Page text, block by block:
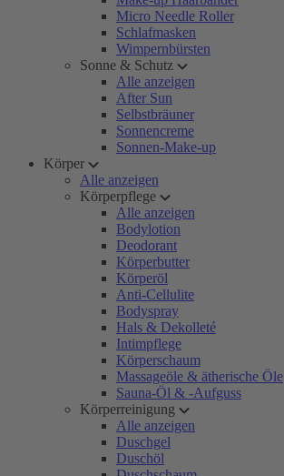
Micro Needle Roller
Schlafmasken
Wimpernbürsten
Sonne & Schutz
Alle anzeigen
After Sun
Selbstbräuner
Sonnencreme
Sonnen-Make-up
Körper
Alle anzeigen
Körperpflege
Alle anzeigen
Bodylotion
Deodorant
Körperbutter
Körperöl
Anti-Cellulite
Bodyspray
Hals & Dekolleté
Intimpflege
Körperschaum
Massageöle & ätherische Öle
Sauna-Öl & -Aufguss
Körperreinigung
Alle anzeigen
Duschgel
Duschöl